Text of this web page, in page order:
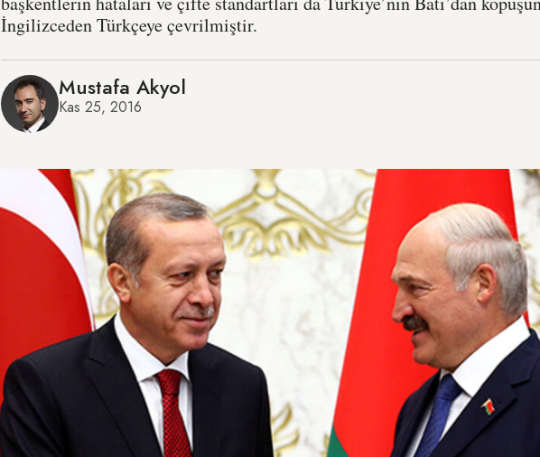
İngilizceden Türkçeye çevrilmiştir.
Mustafa Akyol
Kas 25, 2016